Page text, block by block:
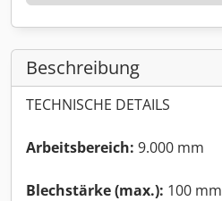
Beschreibung
TECHNISCHE DETAILS
Arbeitsbereich: 9.000 mm
Blechstärke (max.): 100 mm